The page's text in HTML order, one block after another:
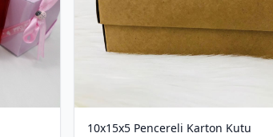
10x15x5 Pencereli Karton Kutu